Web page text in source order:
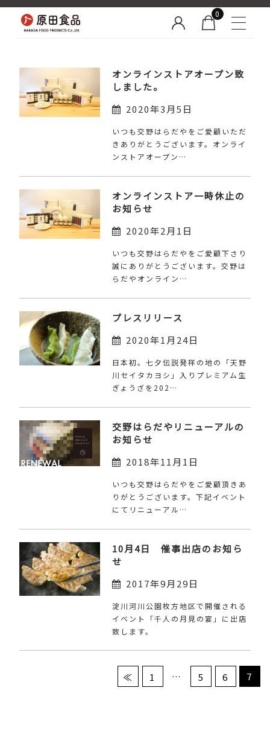
0
オンラインストアオープン致
しました。
2020年3月5日
いつも交野はらだやをご愛顧いただ
きありがとうございます。オンライ
ンストアオープン…
オンラインストア一時休止の
お知らせ
2020年2月1日
いつも交野はらだやをご愛顧下さり
誠にありがとうございます。交野は
らだやオンライン…
プレスリリース
2020年1月24日
日本初。七夕伝説発祥の地の「天野
川セイタカヨシ」入りプレミアム生
ぎょうざを202…
交野はらだやリニューアルの
お知らせ
2018年11月1日
いつも交野はらだやをご愛顧頂きあ
りがとうございます。下記イベント
にてリニューアル…
10月4日 催事出店のお知ら
せ
2017年9月29日
淀川河川公園枚方地区で開催される
イベント「千人の月見の宴」に出店
致します。
≪ 1 … 5 6 7